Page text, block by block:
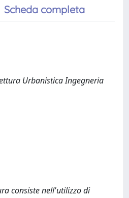
Scheda completa
Urbanistica Ingegneria
consiste nell'utilizzo di